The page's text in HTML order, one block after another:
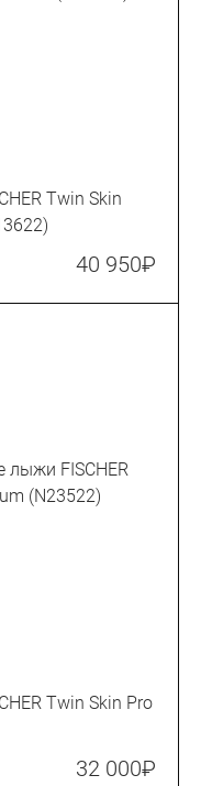
Twin Skin
40 950₽
Twin Skin Pro
32 000₽